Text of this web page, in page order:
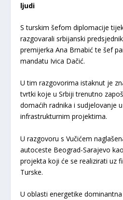
ljudi
S turskim šefom diplomacije
razgovarali srbijanski
premijerka Ana Brnabić te šef
mandatu Ivica Dačić.
U tim razgovorima istaknut je
tvrtki koje u Srbiji trenutno
domaćih radnika i sudjelovanje
infrastrukturnim projektima.
U razgovoru s Vučićem
autoceste Beograd-Sarajevo
projekta koji će se realizirati uz
Turske.
U oblasti energetike